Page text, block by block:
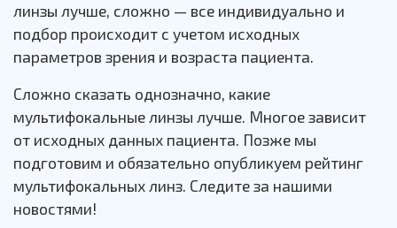
линзы лучше, сложно — все индивидуально и
подбор происходит с учетом исходных
параметров зрения и возраста пациента.
Сложно сказать однозначно, какие
мультифокальные линзы лучше. Многое зависит
от исходных данных пациента. Позже мы
подготовим и обязательно опубликуем рейтинг
мультифокальных линз. Следите за нашими
новостями!